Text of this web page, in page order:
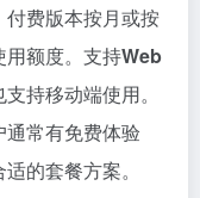
费版本按月或按
用额度。支持Web
持移动端使用。
常有免费体验
的套餐方案。